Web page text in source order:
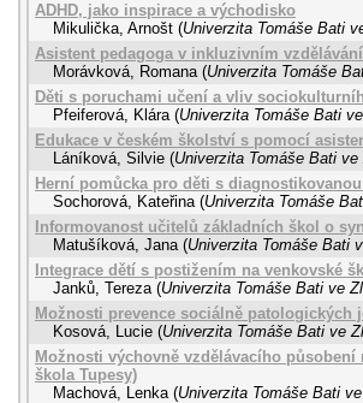
ADHD, jako inspirace a východisko
Mikulička, Arnošt (Univerzita Tomáše Bati
Asistent pedagoga v inkluzivním vzdělávání
Morávková, Romana (Univerzita Tomáše
Děti s poruchami učení a vliv
Pfeiferová, Klára (Univerzita Tomáše Bati
Edukace v českém školství s pomocí
Láníková, Silvie (Univerzita Tomáše Bati ve
Herní pomůcka pro děti s
Sochorová, Kateřina (Univerzita Tomáše
Informovanost učitelů základních škol o
Matušíková, Jana (Univerzita Tomáše Bati
Integrace dětí s postižením na venkovské
Janků, Tereza (Univerzita Tomáše Bati ve
Možnosti prevence sociálně
Kosová, Lucie (Univerzita Tomáše Bati ve
Možnosti výchovně vzdělávacího
škola Tupesy)
Machová, Lenka (Univerzita Tomáše Bati